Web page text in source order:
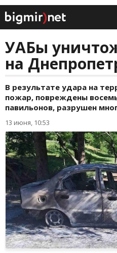
УАБы
на
В результате удара на
пожар, повреждены
павильонов, разрушен
13 июня, 10:53